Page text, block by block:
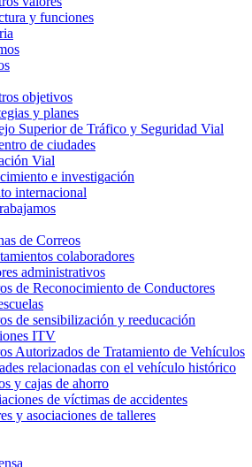
y funciones
objetivos
y planes
Superior de Tráfico y Seguridad Vial
de ciudades
Vial
e investigación
internacional
de Correos
colaboradores
administrativos
de Reconocimiento de Conductores
de sensibilización y reeducación
ITV
Autorizados de Tratamiento de Vehículos
relacionadas con el vehículo histórico
y cajas de ahorro
de víctimas de accidentes
y asociaciones de talleres